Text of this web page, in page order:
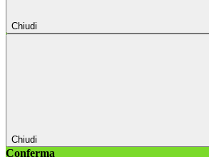
Chiudi
Chiudi
Conferma